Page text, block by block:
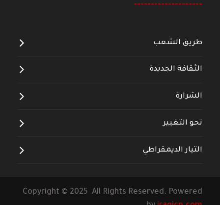
--------------------
طريق الشعب
الثقافة الجديدة
الشرارة
نحو التغيير
التيار الديمقراطي
Copyright © 2025 All Rights Reserved. Powered